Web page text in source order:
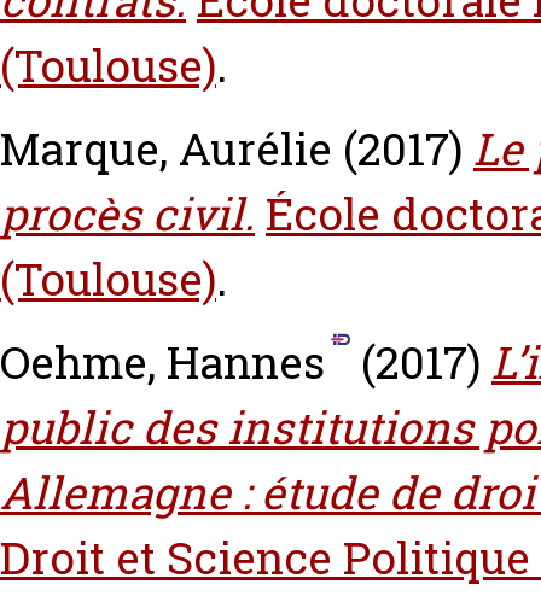
(Toulouse).
Marque, Aurélie (2017) Le
procès civil. École
(Toulouse).
Oehme, Hannes
(2017)
public des institutions
Allemagne : étude de
Droit et Science Politique